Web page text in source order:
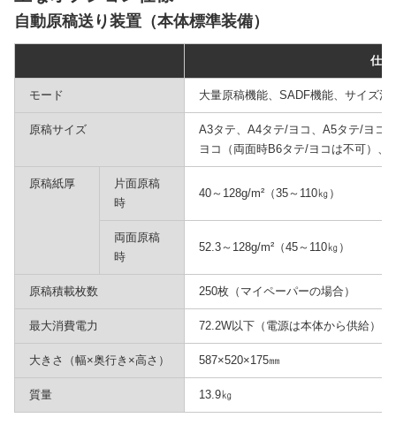
自動原稿送り装置（本体標準装備）
仕様
モード 大量原稿機能、SADF機能、サイズ
原稿サイズ
A3タテ、A4タテ/ヨコ、A5タテ/ヨコ
ヨコ（両面時B6タテ/ヨコは不可）
原稿紙厚
片面原稿
時
40～128g/m²（35～110㎏）
両面原稿
時
52.3～128g/m²（45～110㎏）
原稿積載枚数 250枚（マイペーパーの場合）
最大消費電力 72.2W以下（電源は本体から供給）
大きさ（幅×奥行き×高さ） 587×520×175㎜
質量 13.9㎏